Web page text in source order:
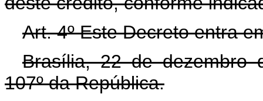
Art. 4º Este Decreto entra
Brasília, 22 de dezembro
107º da República.